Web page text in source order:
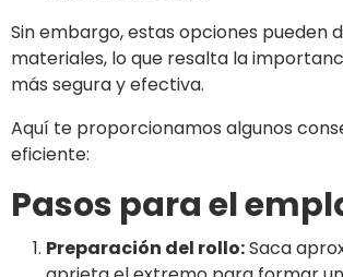
Sin embargo, estas opciones pueden
materiales, lo que resalta la
más segura y efectiva.
Aquí te proporcionamos algunos
eficiente:
Pasos para el
Preparación del rollo:Saca